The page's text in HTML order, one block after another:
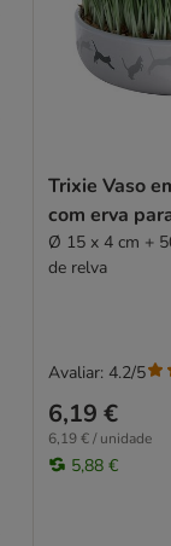
Trixie Vaso
com erva
Ø 15 x 4 cm +
de relva
6,19 €
6,19 € / unidade
5,88 €
Avaliar: 4.2/5